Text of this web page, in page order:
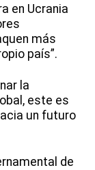
en Ucrania
más
país”.
la
este es
un futuro
de